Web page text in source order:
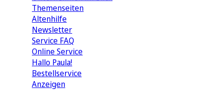
Themenseiten
Altenhilfe
Newsletter
Service FAQ
Online Service
Hallo Paula!
Bestellservice
Anzeigen